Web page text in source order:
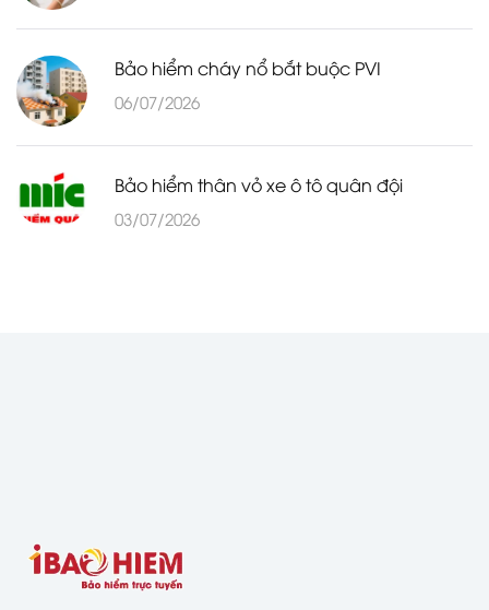
Bảo hiểm cháy nổ bắt buộc PVI
06/07/2026
Bảo hiểm thân vỏ xe ô tô quân đội
03/07/2026